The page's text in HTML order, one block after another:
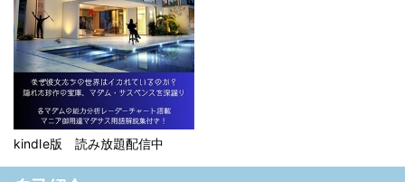
kindle版 読み放題配信中